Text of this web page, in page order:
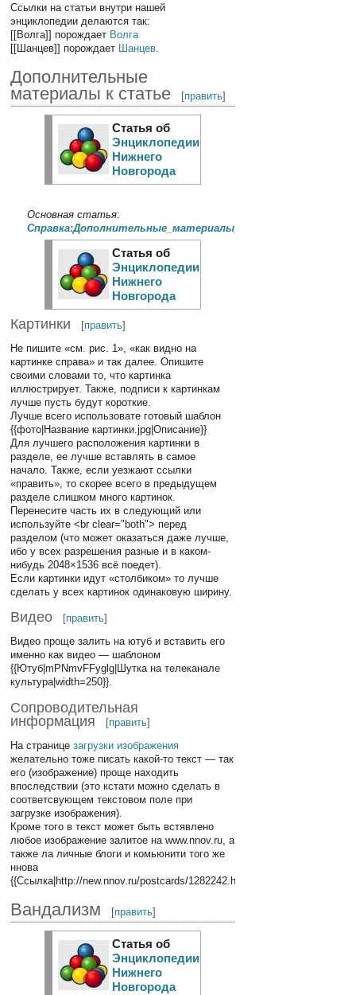
Ссылки на статьи внутри нашей
энциклопедии делаются так:
[[Волга]] порождает Волга
[[Шанцев]] порождает
Шанцев
Дополнительные
материалы к статье
[править]
Статья об
Энциклопедии
Нижнего
Новгорода
Основная статья:
Справка:Дополнительные_материалы_к_статье
Статья об
Энциклопедии
Нижнего
Новгорода
Картинки [править]
Не пишите «см. рис. 1», «как видно на
картинке справа» и так далее. Опишите
своими словами то, что картинка
иллюстрирует. Также, подписи к картинкам
лучше пусть будут короткие.
Лучше всего использовате готовый шаблон
{{фото|Название картинки.jpg|Описание}}
Для лучшего расположения картинки в
разделе, ее лучше вставлять в самое
начало. Также, если уезжают ссылки
«править», то скорее всего в предыдущем
разделе слишком много картинок.
Перенесите часть их в следующий или
используйте <br clear="both"> перед
разделом (что может оказаться даже лучше,
ибо у всех разрешения разные и в каком-
нибудь 2048×1536 всё поедет).
Если картинки идут «столбиком» то лучше
сделать у всех картинок одинаковую ширину.
Видео [править]
Видео проще залить на ютуб и вставить его
именно как видео — шаблоном
{{Ютуб|mPNmvFFyglg|Шутка на телеканале
культура|width=250}}.
Сопроводительная
информация
[править]
На страницезагрузки изображения
желательно тоже писать какой-то текст — так
его (изображение) проще находить
впоследствии (это кстати можно сделать в
соответсвующем текстовом поле при
загрузке изображения).
Кроме того в текст может быть встявлено
любое изображение залитое на www.nnov.ru, а
также ла личные блоги и комьюнити того же
ннова
{{Ссылка|http://new.nnov.ru/postcards/1282242.html}}
Вандализм [править]
Статья об
Энциклопедии
Нижнего
Новгорода